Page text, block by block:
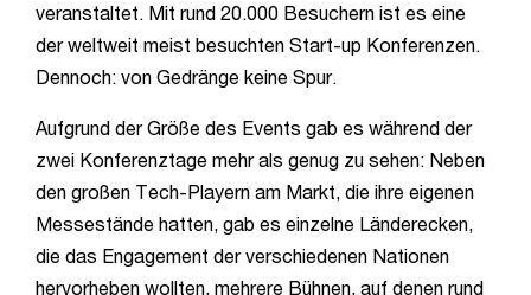
veranstaltet. Mit rund 20.000 Besuchern ist es eine
der weltweit meist besuchten Start-up Konferenzen.
Dennoch: von Gedränge keine Spur.
Aufgrund der Größe des Events gab es während der
zwei Konferenztage mehr als genug zu sehen: Neben
den großen Tech-Playern am Markt, die ihre eigenen
Messestände hatten, gab es einzelne Länderecken,
die das Engagement der verschiedenen Nationen
hervorheben wollten, mehrere Bühnen, auf denen rund